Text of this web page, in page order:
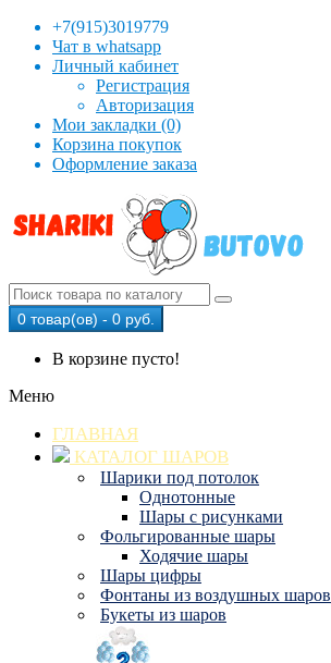
+7(915)3019779
Чат в whatsapp
Личный кабинет
Регистрация
Авторизация
Мои закладки (0)
Корзина покупок
Оформление заказа
0 товар(ов) - 0 руб.
В корзине пусто!
Меню
ГЛАВНАЯ
КАТАЛОГ ШАРОВ
Шарики под потолок
Однотонные
Шары с рисунками
Фольгированные шары
Ходячие шары
Шары цифры
Фонтаны из воздушных шаров
Букеты из шаров